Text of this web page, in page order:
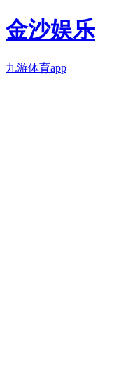
金沙娱乐
九游体育app